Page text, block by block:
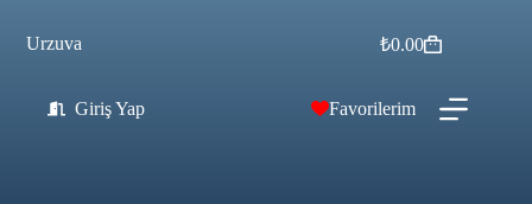
Urzuva ₺0.00
Giriş Yap Favorilerim